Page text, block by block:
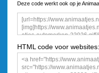
Deze code werkt ook op je
een plaatje
HTML code voor websites: